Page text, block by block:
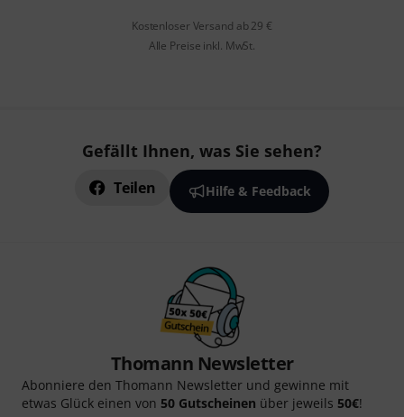
Kostenloser Versand ab 29 €
Alle Preise inkl. MwSt.
Gefällt Ihnen, was Sie sehen?
Teilen Hilfe & Feedback
Thomann Newsletter
Abonniere den Thomann Newsletter und gewinne mit
etwas Glück einen von 50 Gutscheinen über jeweils 50€!